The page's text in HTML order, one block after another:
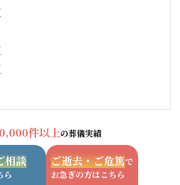
件以上の葬儀実績
相談
ら
ご逝去・ご危篤で
お急ぎの方はこちら